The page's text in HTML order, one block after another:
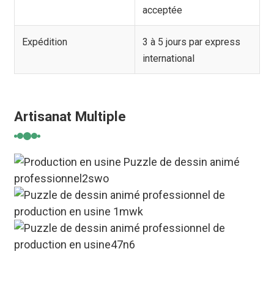
acceptée
Expédition
3 à 5 jours par express
international
Artisanat Multiple